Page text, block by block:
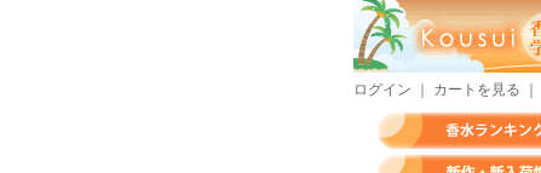
ログイン カートを見る